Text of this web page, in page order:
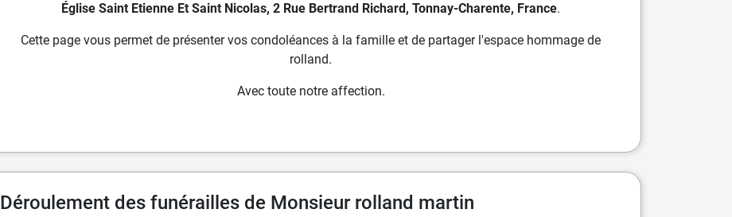
Église Saint Etienne Et Saint Nicolas, 2 Rue Bertrand Richard, Tonnay-Charente, France.
Cette page vous permet de présenter vos condoléances à la famille et de partager l'espace hommage de
rolland.
Avec toute notre affection.
Déroulement des funérailles de Monsieur rolland martin